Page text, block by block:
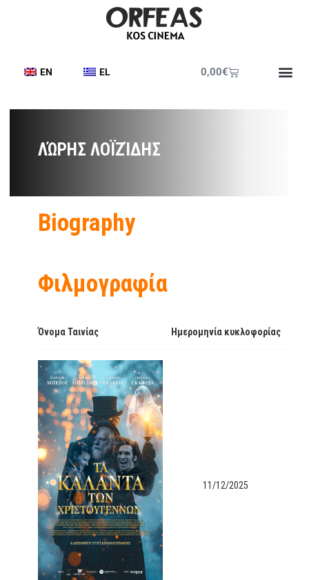
EN EL 0,00€
ΛΏΡΗΣ ΛΟΪΖΊΔΗΣ
Biography
Φιλμογραφία
Όνομα Ταινίας Ημερομηνία κυκλοφορίας
11/12/2025